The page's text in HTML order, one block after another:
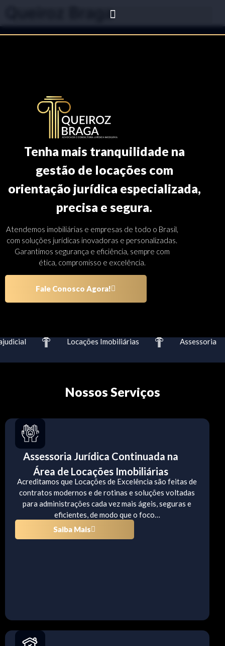
Queiroz Braga
Tenha mais tranquilidade na
gestão de locações com
orientação jurídica especializada,
precisa e segura.
Atendemos imobiliárias e empresas de todo o Brasil,
com soluções jurídicas inovadoras e personalizadas.
Garantimos segurança e eficiência, sempre com
ética, compromisso e excelência.
Fale Conosco Agora!
Locações Imobiliárias Assessoria
Nossos Serviços
Assessoria Jurídica Continuada na
Área de Locações Imobiliárias
Acreditamos que Locações de Excelência são feitas de
contratos modernos e de rotinas e soluções voltadas
para administrações cada vez mais ágeis, seguras e
eficientes, de modo que o foco…
Saiba Mais